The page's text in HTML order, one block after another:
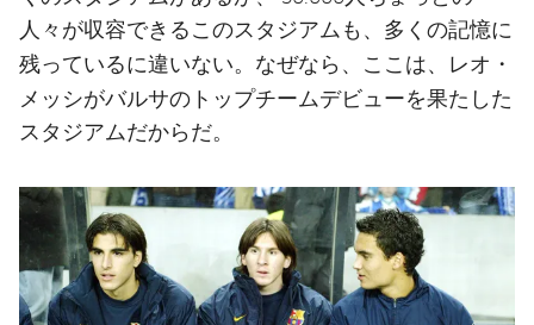
人々が収容できるこのスタジアムも、多くの記憶に
残っているに違いない。なぜなら、ここは、 レオ・
メッシがバルサの トップチームデビューを果たした
スタジアムだからだ。